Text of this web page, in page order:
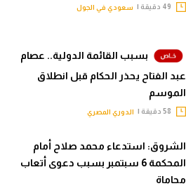
سعودي في الجول
بسبب القائمة الدولية.. عصام
عبد الفتاح يحذر الحكام قبل انطلاق
الموسم
الدوري المصري
الشروق: استدعاء محمد صلاح أمام
المحكمة 6 سبتمبر بسبب دعوى أتعاب
محاماة